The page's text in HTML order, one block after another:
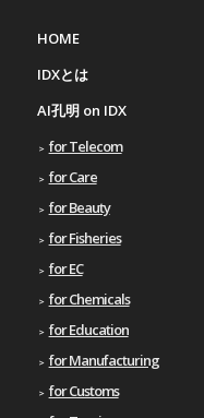
HOME
IDXとは
AI孔明 on IDX
for Telecom
for Care
for Beauty
for Fisheries
for EC
for Chemicals
for Education
for Manufacturing
for Customs